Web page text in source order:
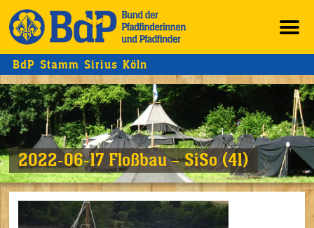
BdP Stamm Sirius Köln
2022-06-17 Floßbau – SiSo (41)